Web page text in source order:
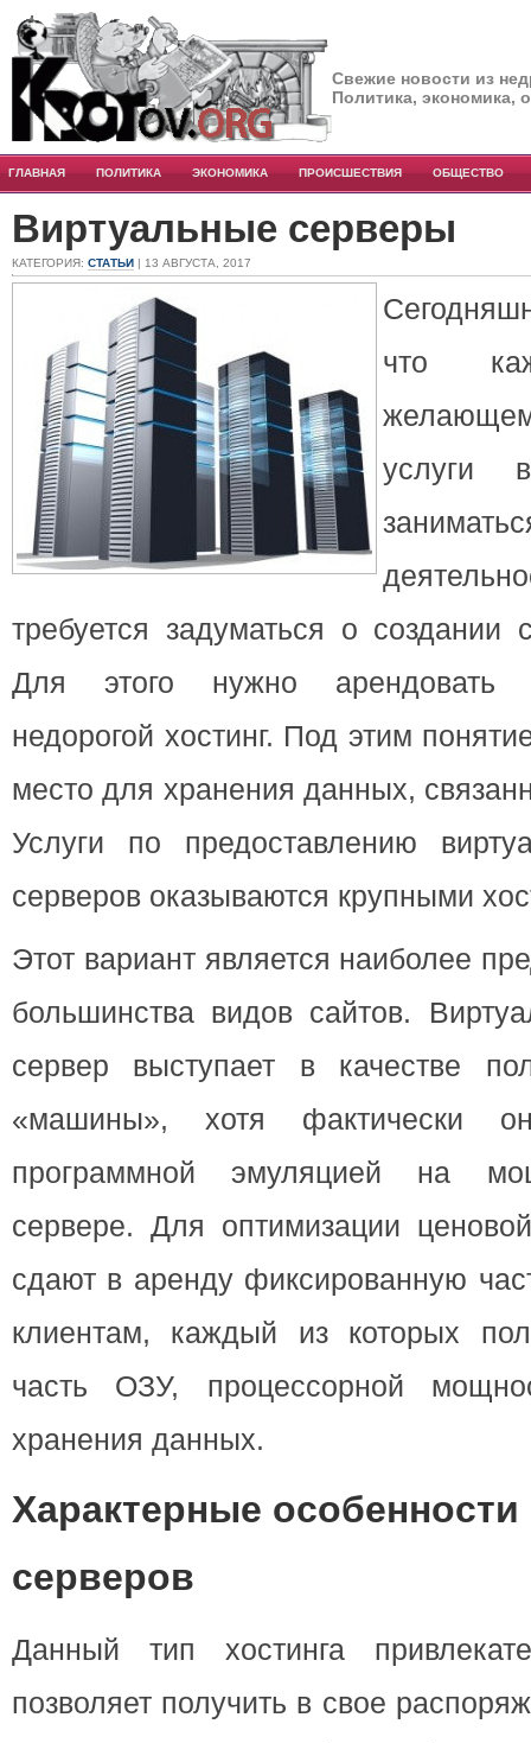
Свежие новости из
Политика, экономика,
ГЛАВНАЯ ПОЛИТИКА ЭКОНОМИКА ПРОИСШЕСТВИЯ ОБЩЕСТВО
Виртуальные серверы
КАТЕГОРИЯ: СТАТЬИ | 13 АВГУСТА, 2017
что
услуги
требуется задуматься о создании
Для этого нужно арендовать
недорогой хостинг. Под этим
место для хранения данных,
Услуги по предоставлению
серверов оказываются крупными
Этот вариант является наиболее
большинства видов сайтов.
сервер выступает в качестве
«машины», хотя фактически
программной эмуляцией на
сервере. Для оптимизации
сдают в аренду фиксированную
клиентам, каждый из которых
часть ОЗУ, процессорной
хранения данных.
Характерные
серверов
Данный тип хостинга
позволяет получить в свое